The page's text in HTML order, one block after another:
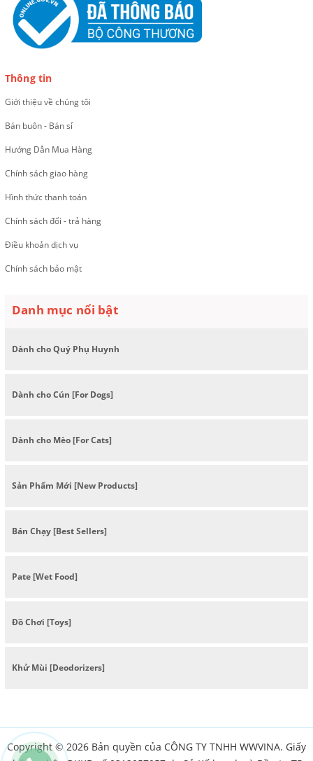
Thông tin
Giới thiệu về chúng tôi
Bán buôn - Bán sỉ
Hướng Dẫn Mua Hàng
Chính sách giao hàng
Hình thức thanh toán
Chính sách đổi - trả hàng
Điều khoản dịch vụ
Chính sách bảo mật
Danh mục nổi bật
Dành cho Quý Phụ Huynh
Dành cho Cún [For Dogs]
Dành cho Mèo [For Cats]
Sản Phẩm Mới [New Products]
Bán Chạy [Best Sellers]
Pate [Wet Food]
Đồ Chơi [Toys]
Khử Mùi [Deodorizers]
Copyright © 2026 Bản quyền của CÔNG TY TNHH WWVINA. Giấy